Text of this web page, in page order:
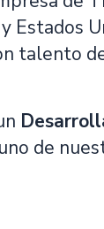
Estados
talento
de